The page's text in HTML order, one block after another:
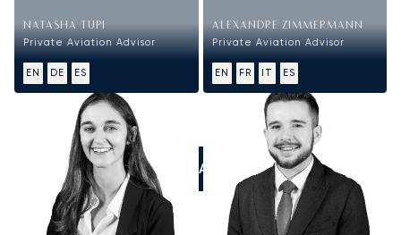
NATASHA TUPI
Private Aviation Advisor
EN DE ES
ALEXANDRE ZIMMERMANN
Private Aviation Advisor
EN FR IT ES
LLÁMANOS